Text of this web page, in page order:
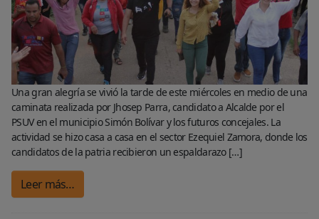
Una gran alegría se vivió la tarde de este miércoles en medio de una
caminata realizada por Jhosep Parra, candidato a Alcalde por el
PSUV en el municipio Simón Bolívar y los futuros concejales. La
actividad se hizo casa a casa en el sector Ezequiel Zamora, donde los
candidatos de la patria recibieron un espaldarazo […]
Leer más…